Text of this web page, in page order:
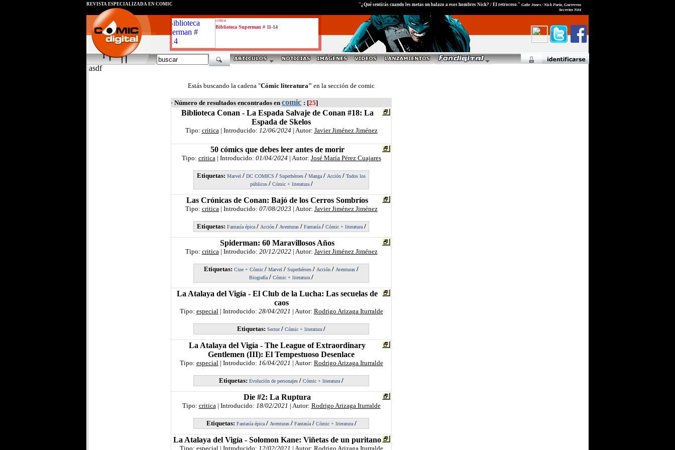
critica
Biblioteca Superman # 11-14
REVISTA ESPECIALIZADA EN CÓMIC "¿Qué sentirás cuando les metas un balazo a esos hombres Nick? / El retroceso." Gabe Jones / Nick Furia, Guerreros
Secretos N#4
asdf
Estás buscando la cadena "Cómic literatura" en la sección de comic
· Número de resultados encontrados en comic : [25]
Biblioteca Conan - La Espada Salvaje de Conan #18: La
Espada de Skelos
Tipo: critica| Introducido: 12/06/2024| Autor: Javier Jiménez Jiménez
50 cómics que debes leer antes de morir
Tipo: critica| Introducido: 01/04/2024| Autor: José María Pérez Cuajares
Etiquetas: Marvel / DC COMICS / Superhéroes / Manga / Acción / Todos los
públicos/ Cómic + literatura/
Las Crónicas de Conan: Bajó de los Cerros Sombríos
Tipo: critica| Introducido: 07/08/2023 | Autor: Javier Jiménez Jiménez
Etiquetas: Fantasía épica/ Acción/ Aventuras/ Fantasía/ Cómic + literatura/
Spiderman: 60 Maravillosos Años
Tipo: critica| Introducido: 20/12/2022| Autor: Javier Jiménez Jiménez
Etiquetas: Cine + Cómic / Marvel / Superhéroes / Acción / Aventuras /
Biografía / Cómic + literatura /
La Atalaya del Vigía - El Club de la Lucha: Las secuelas de
caos
Tipo: especial| Introducido: 28/04/2021 | Autor: Rodrigo Arizaga Iturralde
Etiquetas: Sector/ Cómic + literatura /
La Atalaya del Vigía - The League of Extraordinary
Gentlemen (III): El Tempestuoso Desenlace
Tipo: especial| Introducido: 16/04/2021 | Autor: Rodrigo Arizaga Iturralde
Etiquetas: Evolución de personajes / Cómic + literatura /
Die #2: La Ruptura
Tipo: critica| Introducido: 18/02/2021 | Autor: Rodrigo Arizaga Iturralde
Etiquetas: Fantasía épica/ Aventuras/ Fantasía/ Cómic + literatura/
La Atalaya del Vigía - Solomon Kane: Viñetas de un puritano
Tipo: especial | Introducido: 12/02/2021 | Autor: Rodrigo Arizaga Iturralde